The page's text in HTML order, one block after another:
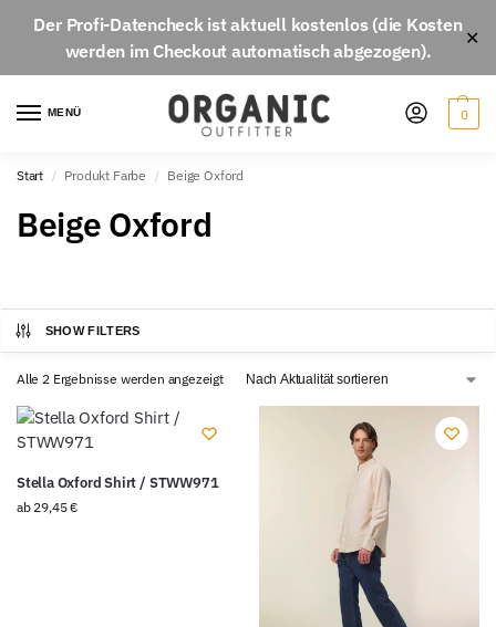
Der Profi-Datencheckist aktuell kostenlos(die Kosten
werden im Checkout automatisch abgezogen).
✕
MENÜ 0
Start / Produkt Farbe / Beige Oxford
Beige Oxford
SHOW FILTERS
Alle 2 Ergebnisse werden angezeigt
Stella Oxford Shirt / STWW971
ab 29,45€